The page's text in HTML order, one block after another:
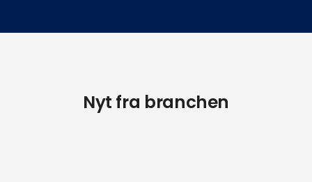
Nyt fra branchen